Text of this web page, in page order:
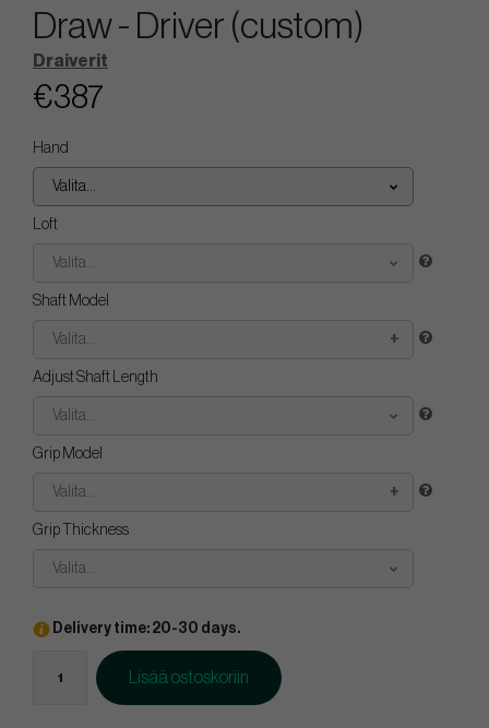
Draw - Driver (custom)
Draiverit
€387
Hand
Valita...
Loft
Valita...
Shaft Model
Valita...
Adjust Shaft Length
Valita...
Grip Model
Valita...
Grip Thickness
Valita...
Delivery time: 20-30 days.
Lisää ostoskoriin